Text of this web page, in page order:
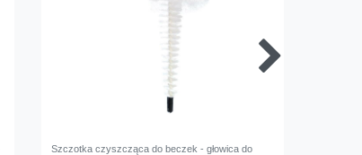
Szczotka czyszcząca do beczek - głowica do